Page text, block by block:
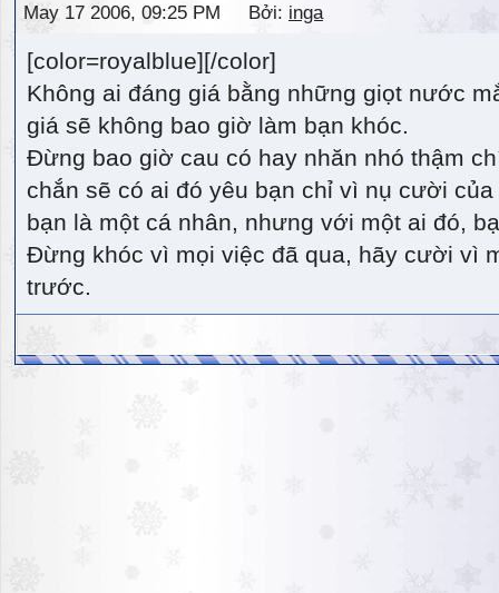
May 17 2006, 09:25 PM Bởi: inga
[color=royalblue][/color]
Không ai đáng giá bằng những giọt nước
giá sẽ không bao giờ làm bạn khóc.
Đừng bao giờ cau có hay nhăn nhó thậm
chắn sẽ có ai đó yêu bạn chỉ vì nụ cười
bạn là một cá nhân, nhưng với một ai đó,
Đừng khóc vì mọi việc đã qua, hãy cười vì
trước.